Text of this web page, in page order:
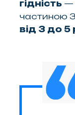
гідність —
частиною 3
від 3 до 5